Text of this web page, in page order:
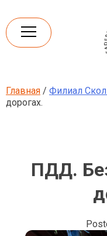
content
Leaders
International school
Главная / Филиал
дорогах.
ПДД.